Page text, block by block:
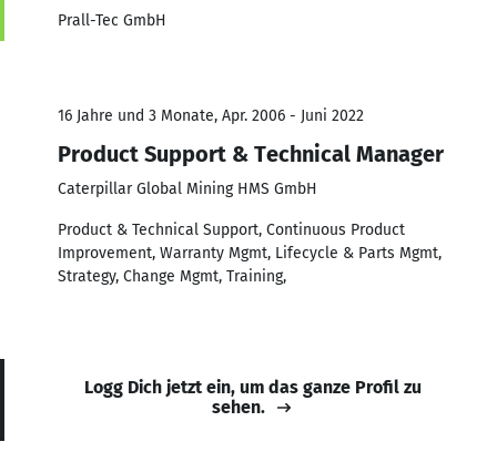
Prall-Tec GmbH
16 Jahre und 3 Monate, Apr. 2006 - Juni 2022
Product Support & Technical Manager
Caterpillar Global Mining HMS GmbH
Product & Technical Support, Continuous Product
Improvement, Warranty Mgmt, Lifecycle & Parts Mgmt,
Strategy, Change Mgmt, Training,
Logg Dich jetzt ein, um das ganze Profil zu
sehen.